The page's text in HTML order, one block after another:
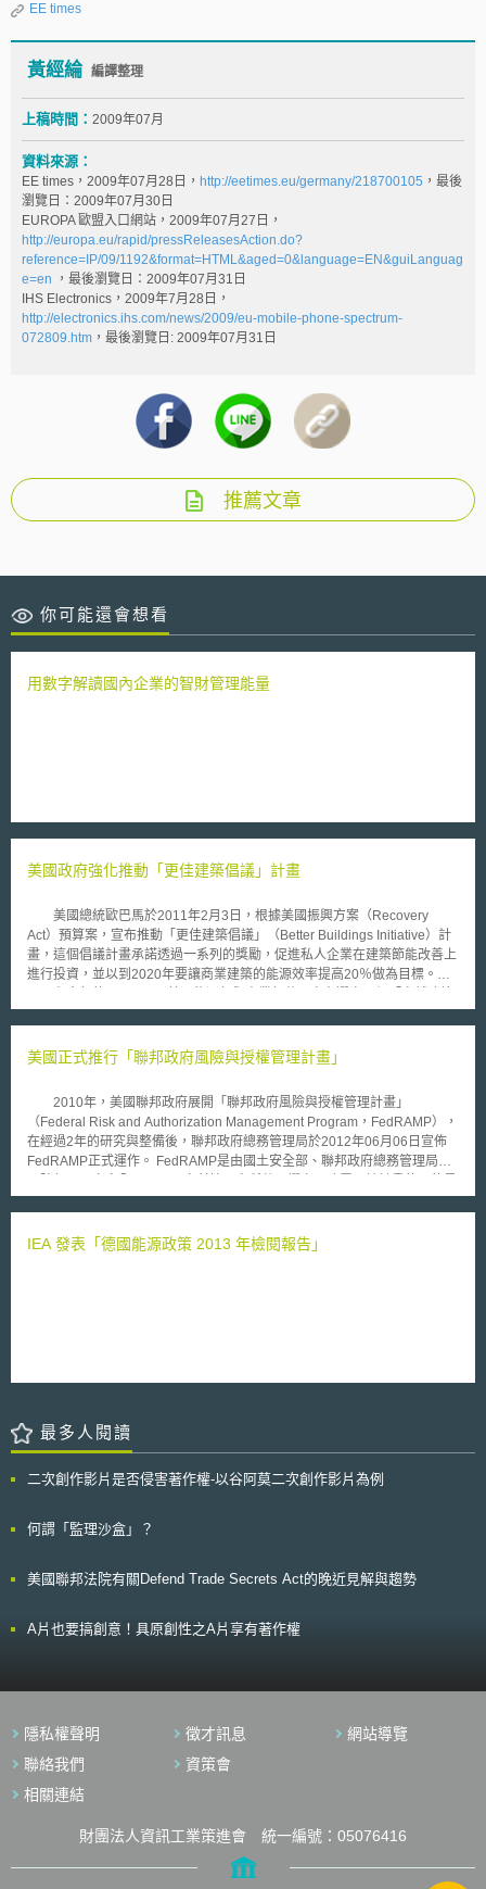
EE times
黃經綸 編譯整理
上稿時間： 2009年07月
資料來源：
EE times，2009年07月28日， http://eetimes.eu/germany/218700105 ，最後
瀏覽日：2009年07月30日
EUROPA 歐盟入口網站，2009年07月27日，
http://europa.eu/rapid/pressReleasesAction.do?
reference=IP/09/1192&format=HTML&aged=0&language=EN&guiLanguag
e=en ，最後瀏覽日：2009年07月31日
IHS Electronics，2009年7月28日，
http://electronics.ihs.com/news/2009/eu-mobile-phone-spectrum-
072809.htm ，最後瀏覽日: 2009年07月31日
推薦文章
你可能還會想看
用數字解讀國內企業的智財管理能量
美國政府強化推動「更佳建築倡議」計畫
美國總統歐巴馬於2011年2月3日，根據美國振興方案（Recovery
Act）預算案，宣布推動「更佳建築倡議」（Better Buildings Initiative）計
畫，這個倡議計畫承諾透過一系列的獎勵，促進私人企業在建築節能改善上
進行投資，並以到2020年要讓商業建築的能源效率提高20％做為目標。
營運中心」（Centers for Building Operations Excellence），由美國能源
Institute of Standards and Technologies’ Manufacturing Extension
「更佳建築倡議」計畫的相關行動之一，希望藉由三個中心的運作，來達成
提高能源效率20%，並且期望一年可以減少約400億美元的能源支出。
「卓越建築營運中心」將會與各大學、地方社區、技術學院、貿易協會，以
及能源部的國家實驗室合作，建立培訓計劃，提供商業建築專業人士所需要
的關鍵技能，以提升建築效率，同時降低了能源的浪費和節省資金。
參與潔淨能源經濟的人，學習寶貴的技能，並且著重在於開發課程以及試點
業、工業與教育建築物上的調整與能源管理。
美國正式推行「聯邦政府風險與授權管理計畫」
2010年，美國聯邦政府展開「聯邦政府風險與授權管理計畫」
（Federal Risk and Authorization Management Program，FedRAMP），
在經過2年的研究與整備後，聯邦政府總務管理局於2012年06月06日宣佈
FedRAMP正式運作。 FedRAMP是由國土安全部、聯邦政府總務管理局、
建立一套全國政府機關可遵循依據，針對雲端服務的風險評估、授權管理的
其評估程序可分為提出申請、檔案安全控管、進行安全測試、完成安全評估
的腳步並順利達成目標，仍有待進一步觀察。
IEA 發表「德國能源政策 2013 年檢閱報告」
最多人閱讀
二次創作影片是否侵害著作權-以谷阿莫二次創作影片為例
何謂「監理沙盒」？
美國聯邦法院有關Defend Trade Secrets Act的晚近見解與趨勢
A片也要搞創意！具原創性之A片享有著作權
隱私權聲明 徵才訊息
網站導覽
聯絡我們
資策會
相關連結
財團法人資訊工業策進會 統一編號：05076416